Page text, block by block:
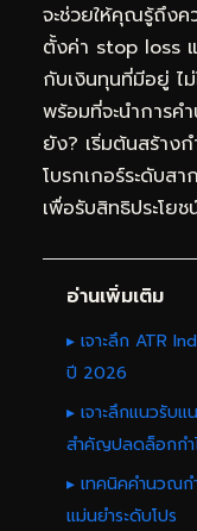
จะช่วยให้คุณรู้ถึงค
ตั้งค่า stop loss
กับเงินทุนที่มีอยู่ ไม่
พร้อมที่จะนำการค
ยัง? เริ่มต้นสร้าง
โบรกเกอร์ระดับส
เพื่อรับสิทธิประโย
อ่านเพิ่มเติม
▸ เจาะลึก ATR
ปี 2026
▸ เจาะลึกแนวรับ
สำคัญปลดล็อกกำ
▸ เทคนิคคำนวณ
แม่นยำระดับโปร